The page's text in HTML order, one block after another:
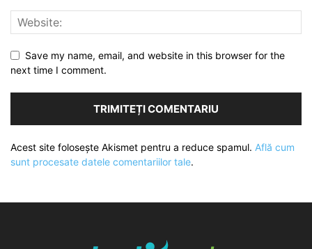
Save my name, email, and website in this browser for the
next time I comment.
Acest site folosește Akismet pentru a reduce spamul. Află cum
sunt procesate datele comentariilor tale.